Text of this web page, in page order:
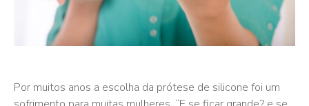
Por muitos anos a escolha da prótese de silicone foi um